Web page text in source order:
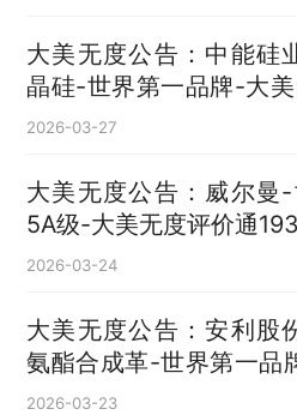
大美无度公告：中能硅
晶硅‌-世界第一品牌-大美
评价通193国
2026-03-27
大美无度公告：威尔曼
5A级-大美无度评价通
2026-03-24
大美无度公告：安利股
氨酯合成革‌-世界第一品
美无度评价通193国
2026-03-23